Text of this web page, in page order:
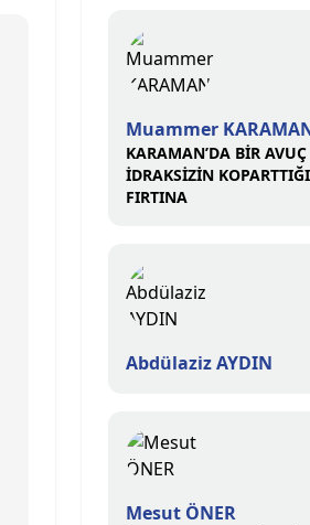
Muammer
KARAMAN’DA BİR AVUÇ
İDRAKSİZİN KOPARTTIĞI
FIRTINA
Abdülaziz AYDIN
Mesut ÖNER